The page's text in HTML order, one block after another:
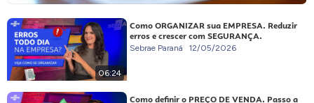
06:24
Como ORGANIZAR sua EMPRESA. Reduzir
erros e crescer com SEGURANÇA.
Sebrae Paraná 12/05/2026
Como definir o PREÇO DE VENDA. Passo a